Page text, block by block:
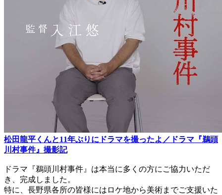
松田龍平くんと11年ぶりにドラマを撮ったよ／ドラマ『鵜頭
川村事件』撮影記
ドラマ『鵜頭川村事件』は本当に多くの方にご協力いただ
き、完成しました。
特に、長野県各所の皆様にはロケ地から美術までご支援いた